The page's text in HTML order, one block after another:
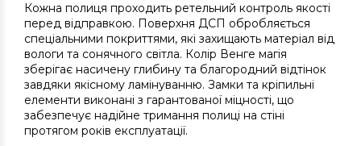
Кожна полиця проходить ретельний контроль якості
перед відправкою. Поверхня ДСП обробляється
спеціальними покриттями, які захищають матеріал від
вологи та сонячного світла. Колір Венге магія
зберігає насичену глибину та благородний відтінок
завдяки якісному ламінуванню. Замки та кріпильні
елементи виконані з гарантованої міцності, що
забезпечує надійне тримання полиці на стіні
протягом років експлуатації.